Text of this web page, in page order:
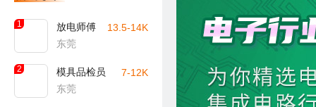
1
放电师傅
东莞
13.5-14K
2
模具品检员
东莞
7-12K